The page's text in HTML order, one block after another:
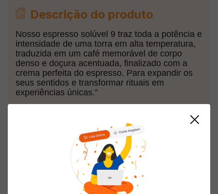
Descrição do produto
Nosso espresso solúvel 9 traz toda a potência e
intensidade de uma torra em alta temperatura,
traduzida em um café memorável de corpo
denso e doçura acentuada, finalizado com a
crema perfeita do espresso. Para expandir os
seus sentidos e transformar rituais em
experiências únicas.”
Informações do Produto
Nacional
Solúvel